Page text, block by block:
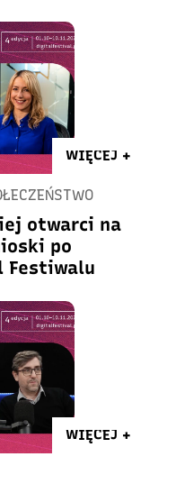
WIĘCEJ +
otwarci na
po
Festiwalu
WIĘCEJ +